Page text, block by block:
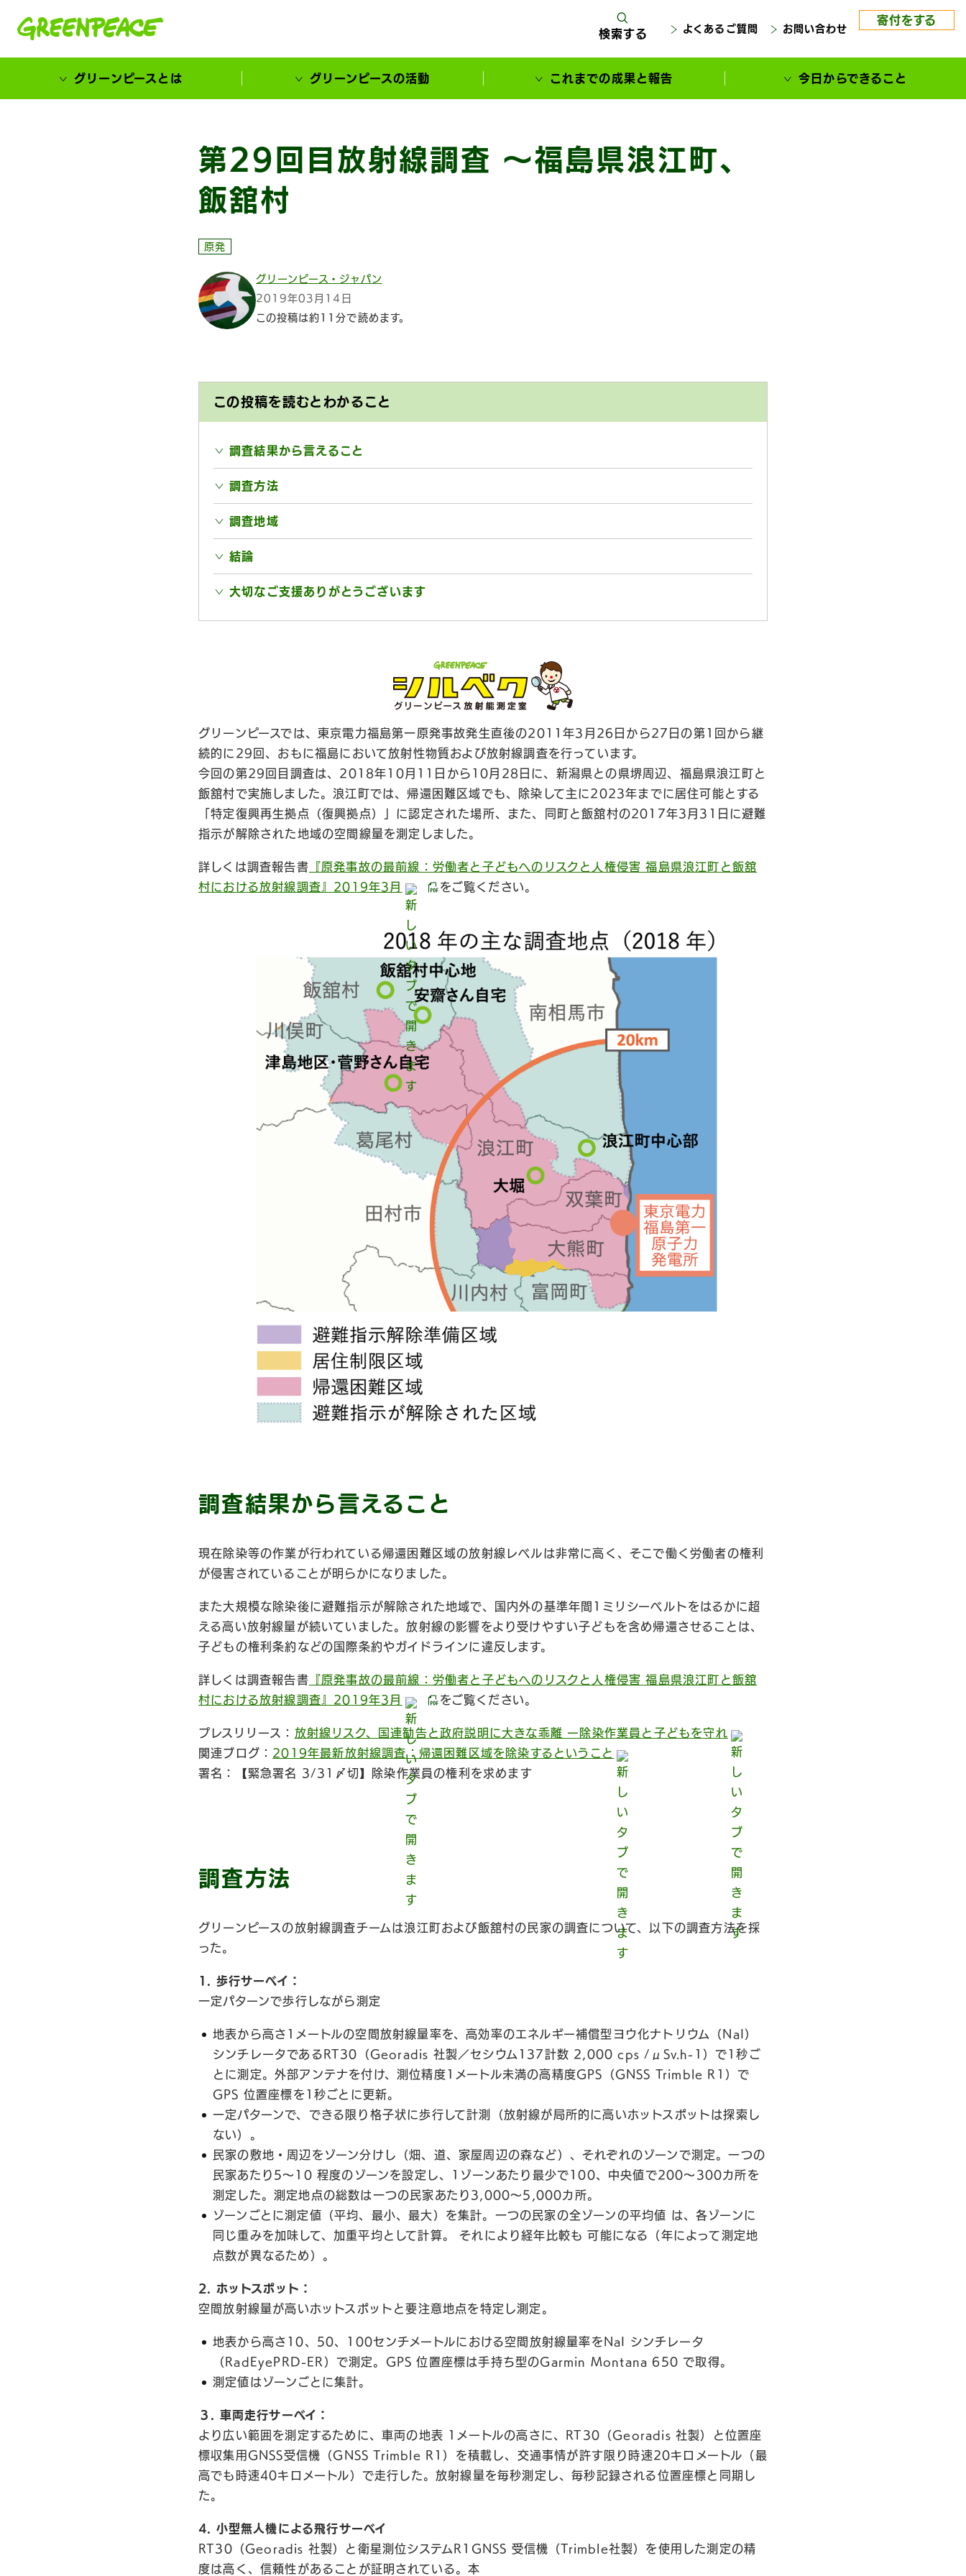
検索する よくあるご質問 お問い合わせ
寄付をする
グリーンピースとは グリーンピースの活動 これまでの成果と報告 今日からできること
第29回目放射線調査 ～福島県浪江町、
飯舘村
原発
グリーンピース・ジャパン
2019年03月14日
この投稿は約11分で読めます。
この投稿を読むとわかること
調査結果から言えること
調査方法
調査地域
結論
大切なご支援ありがとうございます
グリーンピースでは、東京電力福島第一原発事故発生直後の2011年3月26日から27日の第1回から継
続的に29回、おもに福島において放射性物質および放射線調査を行っています。
今回の第29回目調査は、2018年10月11日から10月28日に、新潟県との県堺周辺、福島県浪江町と
飯舘村で実施しました。浪江町では、帰還困難区域でも、除染して主に2023年までに居住可能とする
「特定復興再生拠点（復興拠点）」に認定された場所、また、同町と飯舘村の2017年3月31日に避難
指示が解除された地域の空間線量を測定しました。
詳しくは調査報告書 『原発事故の最前線：労働者と子どもへのリスクと人権侵害 福島県浪江町と飯舘
村における放射線調査』2019年3月
をご覧ください。
調査結果から言えること
現在除染等の作業が行われている帰還困難区域の放射線レベルは非常に高く、そこで働く労働者の権利
が侵害されていることが明らかになりました。
また大規模な除染後に避難指示が解除された地域で、国内外の基準年間1ミリシーベルトをはるかに超
える高い放射線量が続いていました。放射線の影響をより受けやすい子どもを含め帰還させることは、
子どもの権利条約などの国際条約やガイドラインに違反します。
詳しくは調査報告書 『原発事故の最前線：労働者と子どもへのリスクと人権侵害 福島県浪江町と飯舘
村における放射線調査』2019年3月
をご覧ください。
プレスリリース： 放射線リスク、国連勧告と政府説明に大きな乖離 ー除染作業員と子どもを守れ
関連ブログ： 2019年最新放射線調査：帰還困難区域を除染するということ
署名：【緊急署名 3/31〆切】除染作業員の権利を求めます
調査方法
グリーンピースの放射線調査チームは浪江町および飯舘村の民家の調査について、以下の調査方法を採
った。
1. 歩行サーベイ：
一定パターンで歩行しながら測定
地表から高さ1メートルの空間放射線量率を、高効率のエネルギー補償型ヨウ化ナトリウム（NaI）
シンチレータであるRT30（Georadis 社製／セシウム137計数 2,000 cps /μSv.h-1）で1秒ご
とに測定。外部アンテナを付け、測位精度1メートル未満の高精度GPS（GNSS Trimble R1）で
GPS 位置座標を1秒ごとに更新。
一定パターンで、できる限り格子状に歩行して計測（放射線が局所的に高いホットスポットは探索し
ない）。
民家の敷地・周辺をゾーン分けし（畑、道、家屋周辺の森など）、それぞれのゾーンで測定。一つの
民家あたり5〜10 程度のゾーンを設定し、1ゾーンあたり最少で100、中央値で200〜300カ所を
測定した。測定地点の総数は一つの民家あたり3,000〜5,000カ所。
ゾーンごとに測定値（平均、最小、最大）を集計。一つの民家の全ゾーンの平均値 は、各ゾーンに
同じ重みを加味して、加重平均として計算。 それにより経年比較も 可能になる（年によって測定地
点数が異なるため）。
2. ホットスポット：
空間放射線量が高いホットスポットと要注意地点を特定し測定。
地表から高さ10、50、100センチメートルにおける空間放射線量率をNaI シンチレータ
（RadEyePRD-ER）で測定。GPS 位置座標は手持ち型のGarmin Montana 650 で取得。
測定値はゾーンごとに集計。
３. 車両走行サーベイ：
より広い範囲を測定するために、車両の地表 1メートルの高さに、RT30（Georadis 社製）と位置座
標収集用GNSS受信機（GNSS Trimble R1）を積載し、交通事情が許す限り時速20キロメートル（最
高でも時速40キロメートル）で走行した。放射線量を毎秒測定し、毎秒記録される位置座標と同期し
た。
4. 小型無人機による飛行サーベイ
RT30（Georadis 社製）と衛星測位システムR1GNSS 受信機（Trimble社製）を使用した測定の精
度は高く、信頼性があることが証明されている。本